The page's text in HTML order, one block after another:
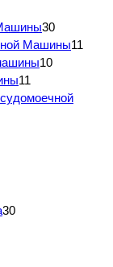
30
Машины11
10
11
30